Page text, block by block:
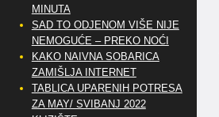
MINUTA
SAD TO ODJENOM VIŠE NIJE
NEMOGUĆE – PREKO NOĆI
KAKO NAIVNA SOBARICA
ZAMIŠLJA INTERNET
TABLICA UPARENIH POTRESA
ZA MAY/ SVIBANJ 2022